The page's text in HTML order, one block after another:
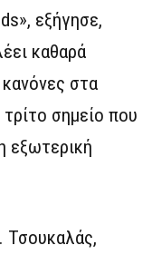
εξήγησε,
καθαρά
στα
σημείο που
εξωτερική
Τσουκαλάς,